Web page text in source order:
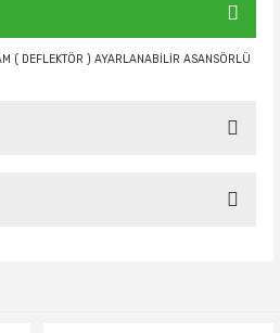
( DEFLEKTÖR ) AYARLANABİLİR ASANSÖRLÜ